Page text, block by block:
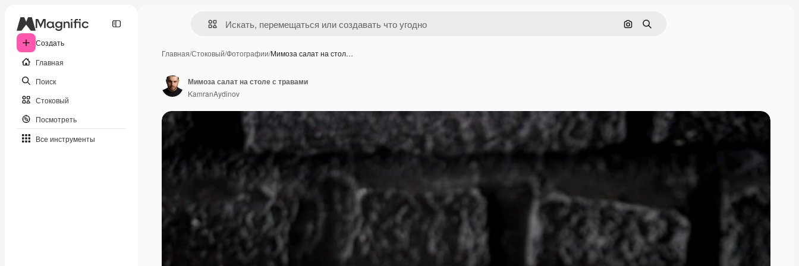
Создать
Главная
Поиск
Стоковый
Посмотреть
Все инструменты
Поиск по изображению
Поиск
Главная/Стоковый/Фотографии/Мимоза салат на стол…
Мимоза салат на столе с травами
KamranAydinov